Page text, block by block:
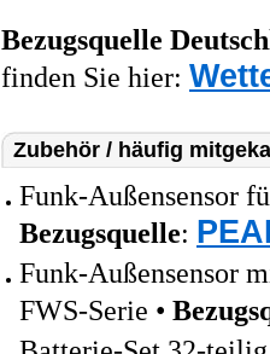
Bezugsquelle
finden Sie hier:
Zubehör / häufig
Funk-Außensensor
Bezugsquelle:
Funk-Außensensor
FWS-Serie •